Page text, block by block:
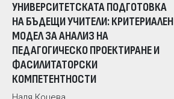
УНИВЕРСИТЕТСКАТА ПОДГОТОВКА
НА БЪДЕЩИ УЧИТЕЛИ: КРИТЕРИАЛЕН
МОДЕЛ ЗА АНАЛИЗ НА
ПЕДАГОГИЧЕСКО ПРОЕКТИРАНЕ И
ФАСИЛИТАТОРСКИ
КОМПЕТЕНТНОСТИ